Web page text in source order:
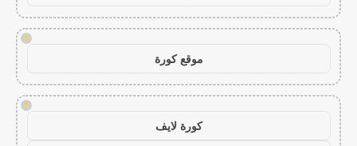
!
موقع كورة
!
كورة لايف